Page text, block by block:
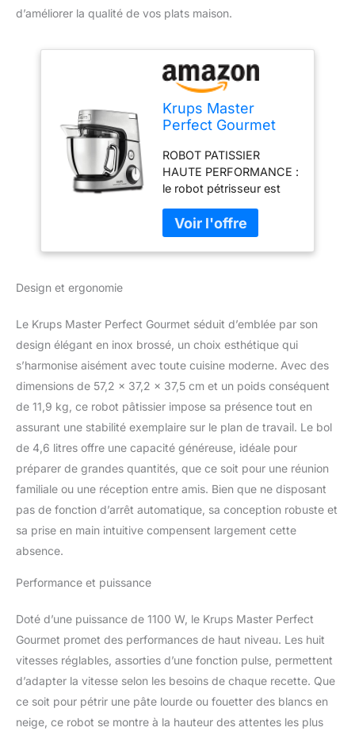
d’améliorer la qualité de vos plats maison.
Krups Master
Perfect Gourmet
inox brossé,
Puissance 1100 W, 8
vitesses + fonction
pulse, Accessoire
découpe légumes,
Hachoir à viande
KA631D11
ROBOT PATISSIER
HAUTE PERFORMANCE :
le robot pétrisseur est
moteur de 1100 W pour
des résultats parfaits en
un rien de temps et de la
CAPACITÉ IDÉALE : le
généreux bol en acier
inoxydable de 4,6 L offre
la capacité parfaite pour
réaliser jusqu’à 40
cupcakes ou
suffisamment de pâte
pour faire 3 pizzas en
une seule fois, UN
MIXAGE PARFAIT SANS
EFFORT : le mouvement
planétaire exceptionnel
garantit des résultats
pulse pour une cuisine
sans effort, jour après
jour, Réparabilité 15 ans,
PRODUITS IN PACK :
robot pâtissier, Bol de 4,6
L, fouet flex breveté,
Design et ergonomie
Le Krups Master Perfect Gourmet séduit d’emblée par son
design élégant en inox brossé, un choix esthétique qui
s’harmonise aisément avec toute cuisine moderne. Avec des
dimensions de 57,2 x 37,2 x 37,5 cm et un poids conséquent
de 11,9 kg, ce robot pâtissier impose sa présence tout en
assurant une stabilité exemplaire sur le plan de travail. Le bol
de 4,6 litres offre une capacité généreuse, idéale pour
préparer de grandes quantités, que ce soit pour une réunion
familiale ou une réception entre amis. Bien que ne disposant
pas de fonction d’arrêt automatique, sa conception robuste et
sa prise en main intuitive compensent largement cette
absence.
Performance et puissance
Doté d’une puissance de 1100 W, le Krups Master Perfect
Gourmet promet des performances de haut niveau. Les huit
vitesses réglables, assorties d’une fonction pulse, permettent
d’adapter la vitesse selon les besoins de chaque recette. Que
ce soit pour pétrir une pâte lourde ou fouetter des blancs en
neige, ce robot se montre à la hauteur des attentes les plus